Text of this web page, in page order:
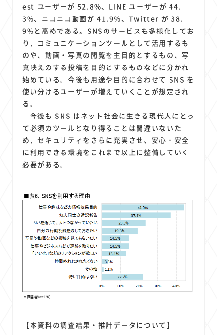
est ユーザーが 52.8%、LINE ユーザーが 44.
3%、ニコニコ動画が 41.9%、Twitter が 38.
9%と高めである。SNSのサービスも多様化してお
り、コミュニケーションツールとして活用するも
のや、動画・写真の閲覧を主目的とするもの、写
真映えのする投稿を目的とするものなどに分かれ
始めている。今後も用途や目的に合わせて SNS を
使い分けるユーザーが増えていくことが想定され
る。
今後も SNS はネット社会に生きる現代人にとっ
て必須のツールとなり得ることは間違いないた
め、セキュリティをさらに充実させ、安心・安全
に利用できる環境をこれまで以上に整備していく
必要がある。
【本資料の調査結果・推計データについて】